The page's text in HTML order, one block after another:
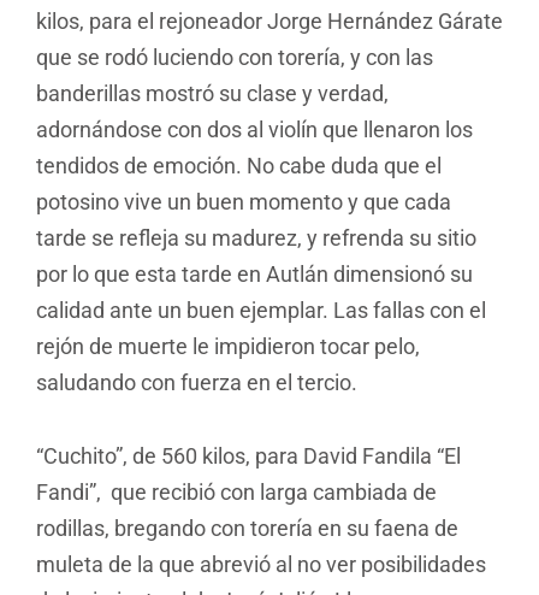
kilos, para el rejoneador Jorge Hernández Gárate
que se rodó luciendo con torería, y con las
banderillas mostró su clase y verdad,
adornándose con dos al violín que llenaron los
tendidos de emoción. No cabe duda que el
potosino vive un buen momento y que cada
tarde se refleja su madurez, y refrenda su sitio
por lo que esta tarde en Autlán dimensionó su
calidad ante un buen ejemplar. Las fallas con el
rejón de muerte le impidieron tocar pelo,
saludando con fuerza en el tercio.
“Cuchito”, de 560 kilos, para David Fandila “El
Fandi”, que recibió con larga cambiada de
rodillas, bregando con torería en su faena de
muleta de la que abrevió al no ver posibilidades